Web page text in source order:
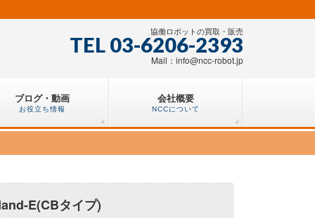
協働ロボットの買取・販売
TEL 03-6206-2393
Mail：info@ncc-robot.jp
ブログ・動画
お役立ち情報
会社概要
NCCについて
E(CBタイプ)